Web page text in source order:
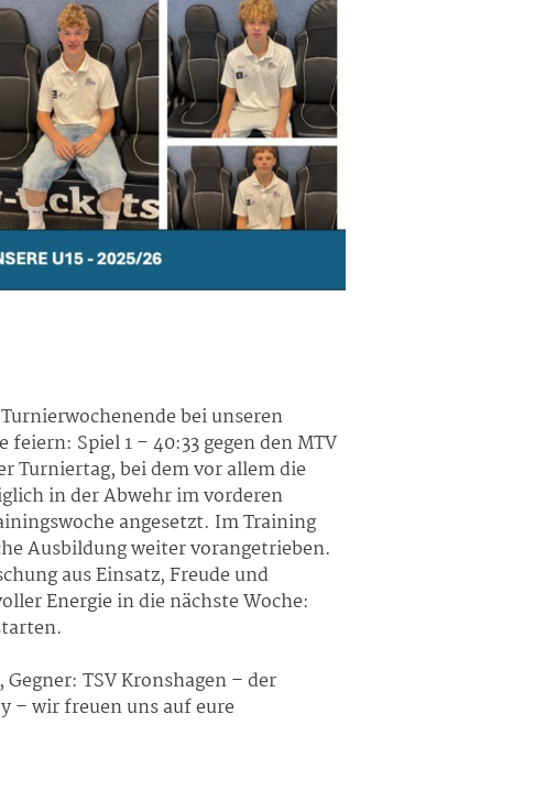
bei unseren
Spiel 1 – 40:33 gegen den MTV
Turniertag, bei dem vor allem die
in der Abwehr im vorderen
angesetzt. Im Training
Ausbildung weiter vorangetrieben.
aus Einsatz, Freude und
Energie in die nächste Woche:
TSV Kronshagen – der
– wir freuen uns auf eure